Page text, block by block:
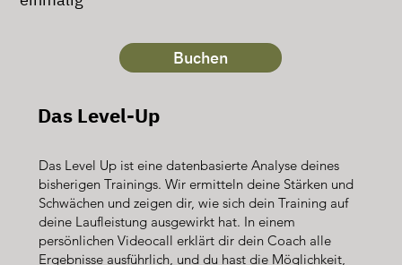
Buchen
Das Level-Up
Das Level Up ist eine datenbasierte Analyse deines
bisherigen Trainings. Wir ermitteln deine Stärken und
Schwächen und zeigen dir, wie sich dein Training auf
deine Laufleistung ausgewirkt hat. In einem
persönlichen Videocall erklärt dir dein Coach alle
Ergebnisse ausführlich, und du hast die Möglichkeit,